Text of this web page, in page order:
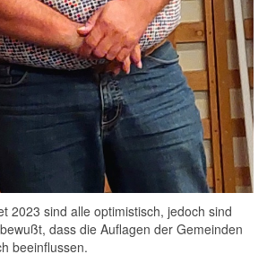
2023 sind alle optimistisch, jedoch sind
dass die Auflagen der Gemeinden
beeinflussen.